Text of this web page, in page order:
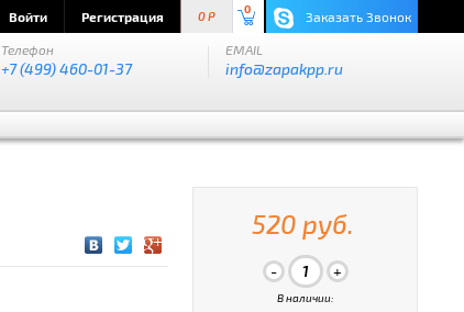
Войти Регистрация 0 P
0 Заказать Звонок
Телефон
+7 (499) 460-01-37
EMAIL
info@zapakpp.ru
520 руб.
В наличии: